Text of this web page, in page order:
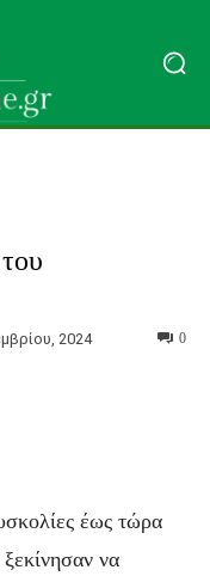
2024 0
έως τώρα
να